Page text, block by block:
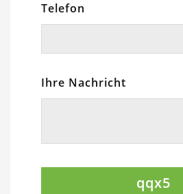
Telefon
Ihre Nachricht
qqx5